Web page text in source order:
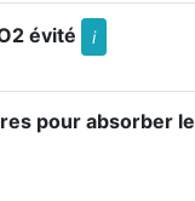
évité i
pour absorber le